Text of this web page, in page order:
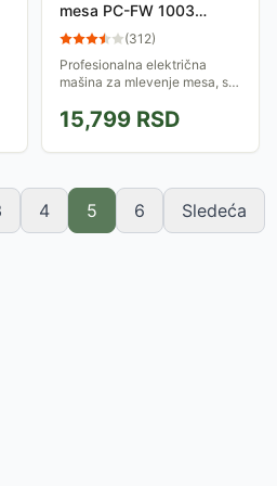
mesa PC-FW 1003
1500W
(312)
Profesionalna električna
mašina za mlevenje mesa, sa
kobasica i oblikovanje
kolačića od testa.
15,799 RSD
4 5 6 Sledeća